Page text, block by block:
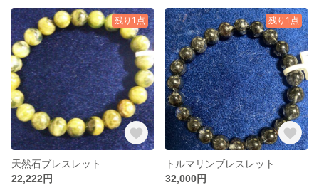
残り1点
天然石ブレスレット
22,222円
残り1点
トルマリンブレスレット
32,000円